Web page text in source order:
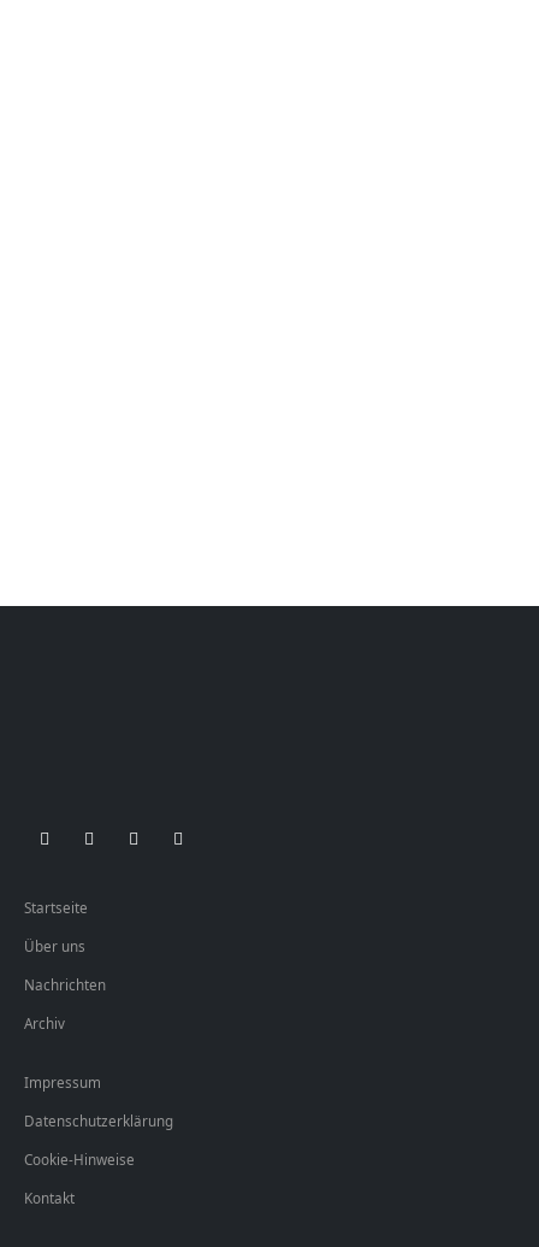
Startseite
Über uns
Nachrichten
Archiv
Impressum
Datenschutzerklärung
Cookie-Hinweise
Kontakt